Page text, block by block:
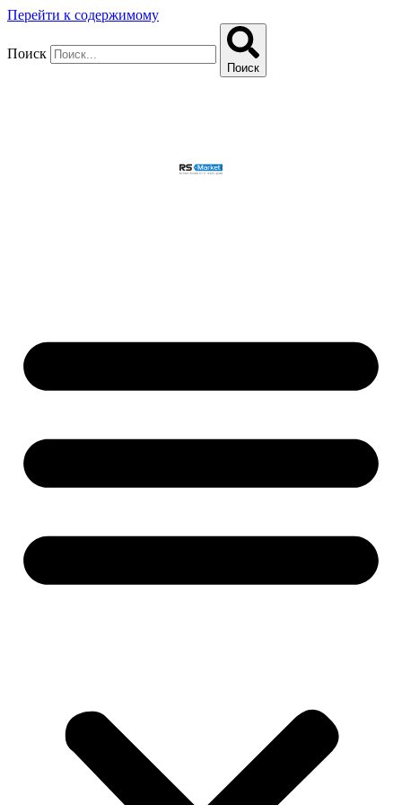
Перейти к содержимому
Поиск
Поиск